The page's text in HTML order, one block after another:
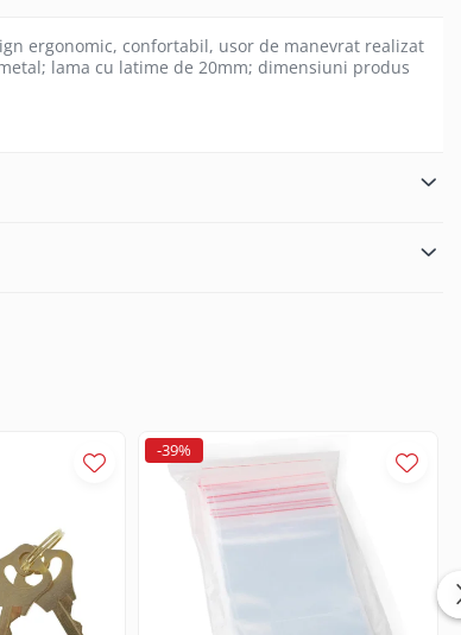
ergonomic, confortabil, usor de manevrat realizat
lama cu latime de 20mm; dimensiuni produs
-39%